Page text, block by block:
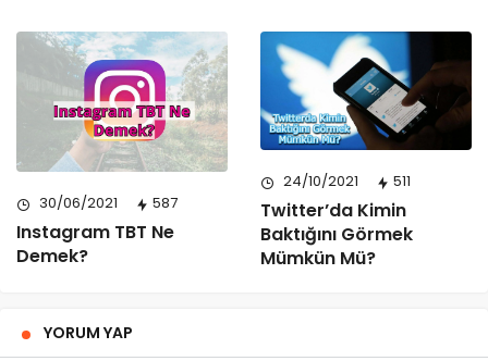
30/06/2021 587
Instagram TBT Ne
Demek?
24/10/2021 511
Twitter’da Kimin
Baktığını Görmek
Mümkün Mü?
YORUM YAP